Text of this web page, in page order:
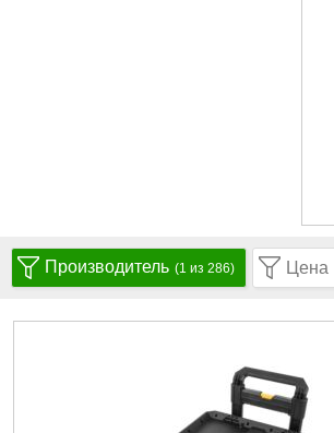
Производитель (1 из 286) Цена